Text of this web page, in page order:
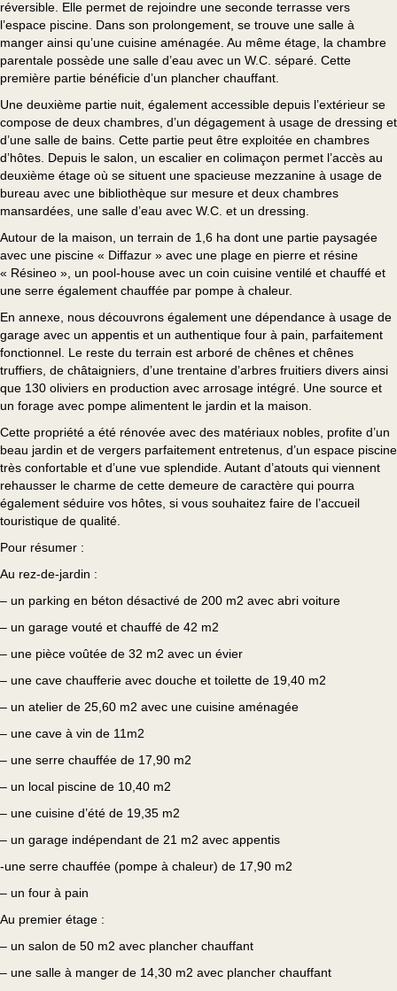
réversible. Elle permet de rejoindre une seconde terrasse vers
l’espace piscine. Dans son prolongement, se trouve une salle à
manger ainsi qu’une cuisine aménagée. Au même étage, la chambre
parentale possède une salle d’eau avec un W.C. séparé. Cette
première partie bénéficie d’un plancher chauffant.
Une deuxième partie nuit, également accessible depuis l’extérieur se
compose de deux chambres, d’un dégagement à usage de dressing et
d’une salle de bains. Cette partie peut être exploitée en chambres
d’hôtes. Depuis le salon, un escalier en colimaçon permet l’accès au
deuxième étage où se situent une spacieuse mezzanine à usage de
bureau avec une bibliothèque sur mesure et deux chambres
mansardées, une salle d’eau avec W.C. et un dressing.
Autour de la maison, un terrain de 1,6 ha dont une partie paysagée
avec une piscine « Diffazur » avec une plage en pierre et résine
« Résineo », un pool-house avec un coin cuisine ventilé et chauffé et
une serre également chauffée par pompe à chaleur.
En annexe, nous découvrons également une dépendance à usage de
garage avec un appentis et un authentique four à pain, parfaitement
fonctionnel. Le reste du terrain est arboré de chênes et chênes
truffiers, de châtaigniers, d’une trentaine d’arbres fruitiers divers ainsi
que 130 oliviers en production avec arrosage intégré. Une source et
un forage avec pompe alimentent le jardin et la maison.
Cette propriété a été rénovée avec des matériaux nobles, profite d’un
beau jardin et de vergers parfaitement entretenus, d’un espace piscine
très confortable et d’une vue splendide. Autant d’atouts qui viennent
rehausser le charme de cette demeure de caractère qui pourra
également séduire vos hôtes, si vous souhaitez faire de l’accueil
touristique de qualité.
Pour résumer :
Au rez-de-jardin :
– un parking en béton désactivé de 200 m2 avec abri voiture
– un garage vouté et chauffé de 42 m2
– une pièce voûtée de 32 m2 avec un évier
– une cave chaufferie avec douche et toilette de 19,40 m2
– un atelier de 25,60 m2 avec une cuisine aménagée
– une cave à vin de 11m2
– une serre chauffée de 17,90 m2
– un local piscine de 10,40 m2
– une cuisine d’été de 19,35 m2
– un garage indépendant de 21 m2 avec appentis
-une serre chauffée (pompe à chaleur) de 17,90 m2
– un four à pain
Au premier étage :
– un salon de 50 m2 avec plancher chauffant
– une salle à manger de 14,30 m2 avec plancher chauffant